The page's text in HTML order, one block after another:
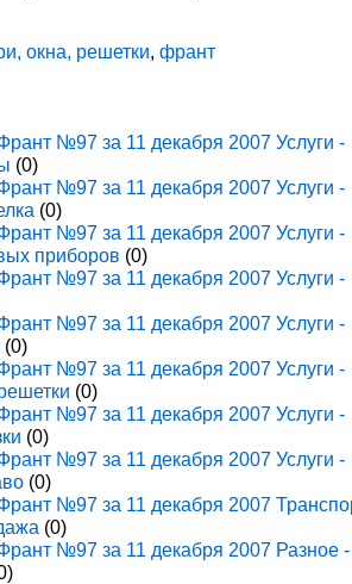
окна, решетки,франт
№97 за 11 декабря 2007 Услуги -
(0)
№97 за 11 декабря 2007 Услуги -
(0)
№97 за 11 декабря 2007 Услуги -
приборов (0)
№97 за 11 декабря 2007 Услуги -
№97 за 11 декабря 2007 Услуги -
(0)
№97 за 11 декабря 2007 Услуги -
(0)
№97 за 11 декабря 2007 Услуги -
(0)
№97 за 11 декабря 2007 Услуги -
(0)
№97 за 11 декабря 2007
(0)
№97 за 11 декабря 2007 Разное -